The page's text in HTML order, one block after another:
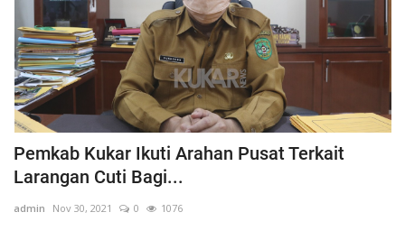
Pemkab Kukar Ikuti Arahan Pusat Terkait
Larangan Cuti Bagi...
admin Nov 30, 2021 0 1076